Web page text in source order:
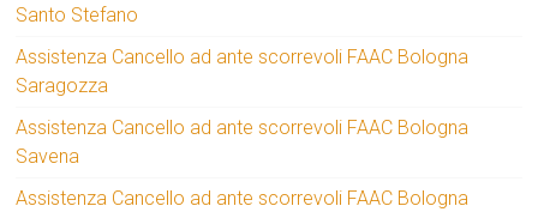
Santo Stefano
Assistenza Cancello ad ante scorrevoli FAAC Bologna
Saragozza
Assistenza Cancello ad ante scorrevoli FAAC Bologna
Savena
Assistenza Cancello ad ante scorrevoli FAAC Bologna